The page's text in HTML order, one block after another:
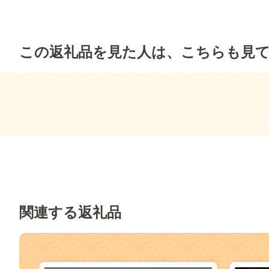
この返礼品を見た人は、こちらも見
関連する返礼品